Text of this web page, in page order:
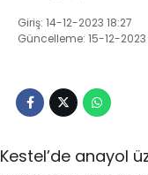
Giriş: 14-12-2023 18:27
Güncelleme: 15-12-2023
Kestel’de anayol